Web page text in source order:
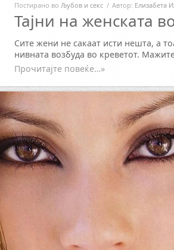
Постирано во Љубов и секс / Автор: Елизабета
Тајни на женската
Сите жени не сакаат исти нешта, а
нивната возбуда во креветот.
Прочитајте повеќе…»